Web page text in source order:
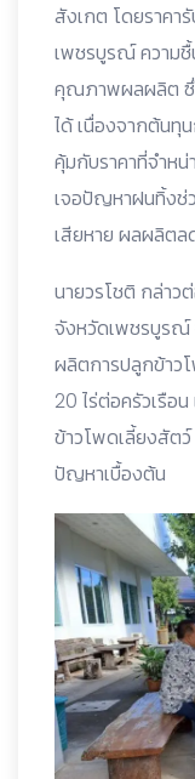
สังเกต โดยราคา
เพชรบูรณ์ ความ
คุณภาพผลผลิต ซึ่
ได้ เนื่องจากต้นทุ
คุ้มกับราคาที่จำห
เจอปัญหาฝนทิ้งช่
เสียหาย ผลผลิตล
นายวรโชติ กล่าว
จังหวัดเพชรบูรณ์
ผลิตการปลูกข้าวโ
20 ไร่ต่อครัวเรือ
ข้าวโพดเลี้ยงสัตว์
ปัญหาเบื้องต้น